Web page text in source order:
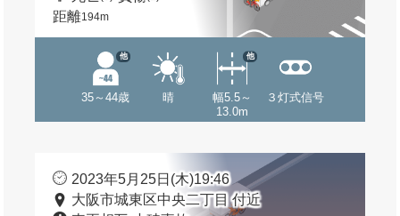
距離194m
35～44歳
他
晴
幅5.5～
13.0m
他
３灯式信号
2023年5月25日(木)19:46
大阪市城東区中央二丁目 付近